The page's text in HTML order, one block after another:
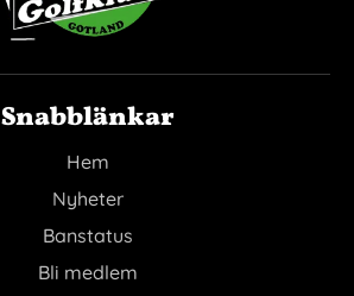
Snabblänkar
Hem
Nyheter
Banstatus
Bli medlem